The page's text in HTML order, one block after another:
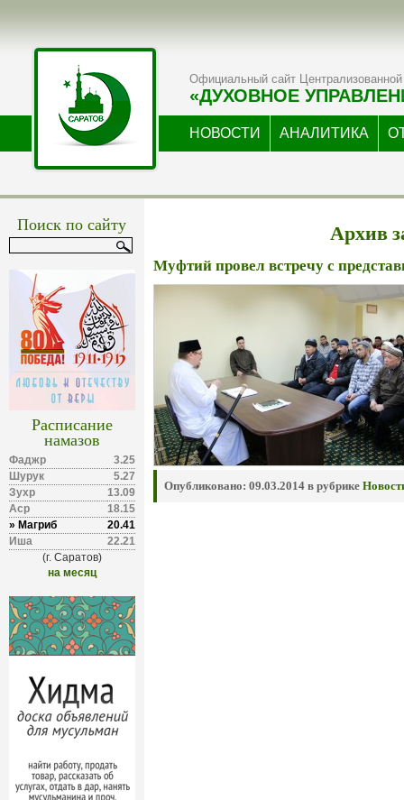
Официальный сайт Централизованной
«ДУХОВНОЕ
НОВОСТИ АНАЛИТИКА
Поиск по сайту
Расписание
намазов
Фаджр
3.25
Шурук
5.27
Зухр
13.09
Аср
18.15
» Магриб
20.41
Иша
22.21
(г. Саратов)
на месяц
Архив
Муфтий провел встречу с
Опубликовано: 09.03.2014 в рубрике